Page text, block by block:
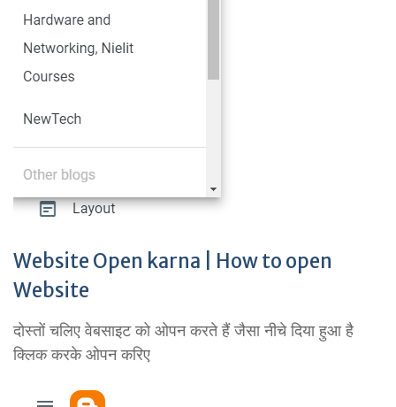
Website Open karna | How to open
Website
दोस्तों चलिए वेबसाइट को ओपन करते हैं जैसा नीचे दिया हुआ है
क्लिक करके ओपन करिए